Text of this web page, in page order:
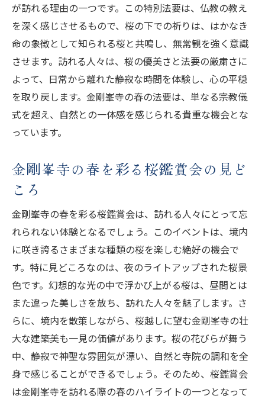
秋の金剛峯寺を彩る芸術作品と展示
金剛峯寺の冬、雪景色が心を静める時間
雪化粧する金剛峯寺の静寂の魅力
冬の訪問者を癒す瞑想と祈りの時間
雪景色の中で開催される冬の特別法要
冬の金剛峯寺で味わう温かな食文化
雪景色を背景に撮影するおすすめスポット
冬の金剛峯寺訪問者に向けた宿泊プラン
自然と文化が融合する金剛峯寺の季節イベント
ョン
金剛峯寺の季節イベントが示す宗教と自然
の調和
訪問者を魅了する金剛峯寺のイベントスケ
ジュール
季節イベントと共に体験する地元の文化交
流
自然を感じる金剛峯寺のイベント参加者の
声
金剛峯寺のイベントと地域振興への貢献
が訪れる理由の一つです。この特別法要は、仏教の教え
を深く感じさせるもので、桜の下での祈りは、はかなき
命の象徴として知られる桜と共鳴し、無常観を強く意識
させます。訪れる人々は、桜の優美さと法要の厳粛さに
よって、日常から離れた静寂な時間を体験し、心の平穏
を取り戻します。金剛峯寺の春の法要は、単なる宗教儀
式を超え、自然との一体感を感じられる貴重な機会とな
っています。
金剛峯寺の春を彩る桜鑑賞会の見ど
ころ
金剛峯寺の春を彩る桜鑑賞会は、訪れる人々にとって忘
れられない体験となるでしょう。このイベントは、境内
に咲き誇るさまざまな種類の桜を楽しむ絶好の機会で
す。特に見どころなのは、夜のライトアップされた桜景
色です。幻想的な光の中で浮かび上がる桜は、昼間とは
また違った美しさを放ち、訪れた人々を魅了します。さ
らに、境内を散策しながら、桜越しに望む金剛峯寺の壮
大な建築美も一見の価値があります。桜の花びらが舞う
中、静寂で神聖な雰囲気が漂い、自然と寺院の調和を全
身で感じることができるでしょう。そのため、桜鑑賞会
は金剛峯寺を訪れる際の春のハイライトの一つとなって